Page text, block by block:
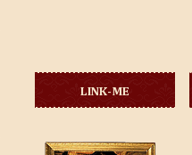
LINK-ME